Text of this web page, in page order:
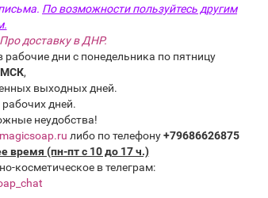
По возможности пользуйтесь другим
Про доставку в ДНР.
дни с понедельника по пятницу
МСК,
выходных дней.
дней.
неудобства!
либо по телефону+79686626875
время (пн-пт с 10 до 17 ч.)
косметическое в телеграм: